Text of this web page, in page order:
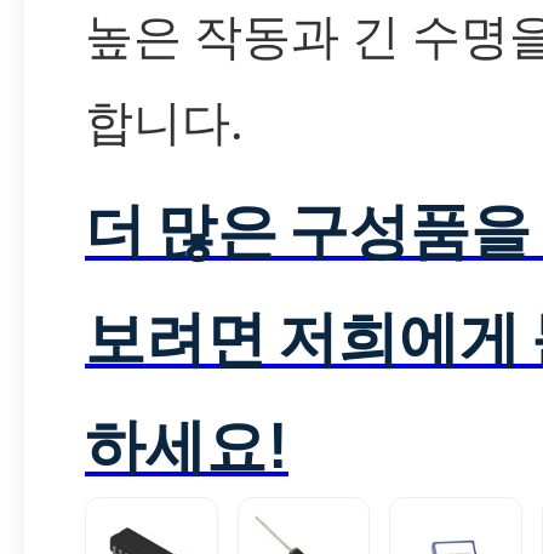
높은 작동과 긴 수명
합니다.
더 많은 구성품
보려면 저희에게
하세요!